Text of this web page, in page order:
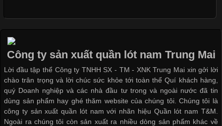
Các Form Áo Thun Phổ Biến Hiện Nay Và Xu Hướng Trong
Ngành May Mặc Áo thun là một trong những trang phục quen
thuộc và được sử dụng phổ biến nhất hiện nay. Không chỉ đa
dạng về màu sắc hay chất liệu, áo thun còn có nhiều form dáng
khác nhau để phù hợp với từng phong cách thời trang và nhu
cầu
Công ty sản xuất quần lót nam Trung Mai
Lời đầu tập thể Công ty TNHH SX - TM - XNK Trung Mai xin gởi lời
chào trân trọng và lời chúc sức khỏe tới toàn thể Quí khách hàng,
quý Doanh nghiệp và các nhà đầu tư trong và ngoài nước đã tin
dùng sản phẩm hay ghé thăm website của chúng tôi. Chúng tôi là
công ty sản xuất quần lót nam với nhãn hiệu Quần lót nam T&M.
Ngoài ra chúng tôi còn sản xuất ra nhiều dòng sản phẩm khác về